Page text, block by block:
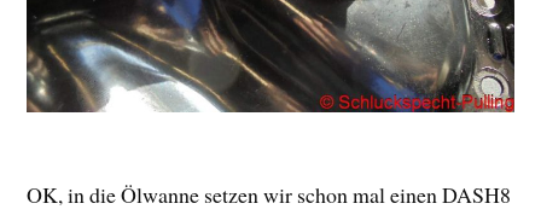
OK, in die Ölwanne setzen wir schon mal einen DASH8